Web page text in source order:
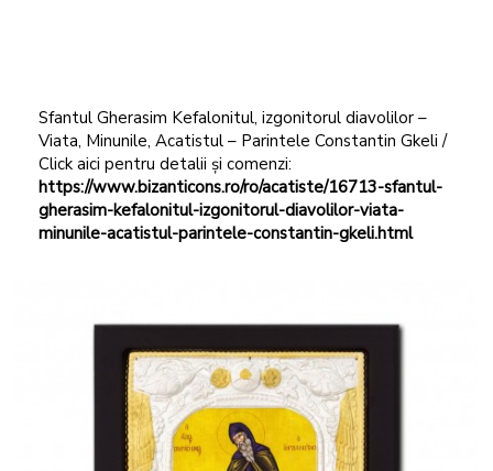
Sfantul Gherasim Kefalonitul, izgonitorul diavolilor –
Viata, Minunile, Acatistul – Parintele Constantin Gkeli /
Click aici pentru detalii și comenzi:
https://www.bizanticons.ro/ro/acatiste/16713-sfantul-
gherasim-kefalonitul-izgonitorul-diavolilor-viata-
minunile-acatistul-parintele-constantin-gkeli.html